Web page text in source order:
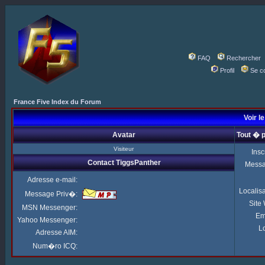
FAQ
Rechercher
Profil
Se
France Five Index du Forum
Voir
Avatar Tout �
Visiteur
Site
Contact TiggsPanther
Adresse e-mail:
Message Priv�:
MSN Messenger:
Yahoo Messenger:
Adresse AIM:
Num�ro ICQ: